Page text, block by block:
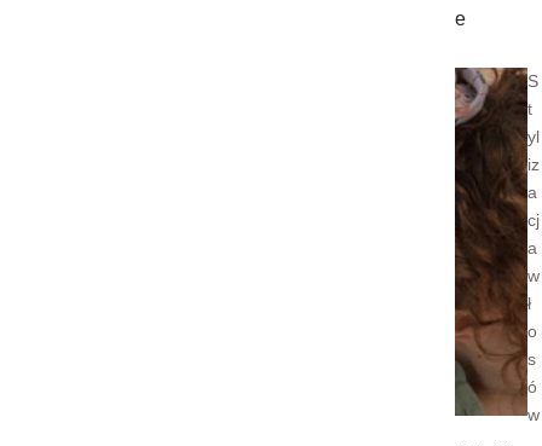
e
S
t
yl
iz
a
cj
a
w
ł
o
s
ó
w